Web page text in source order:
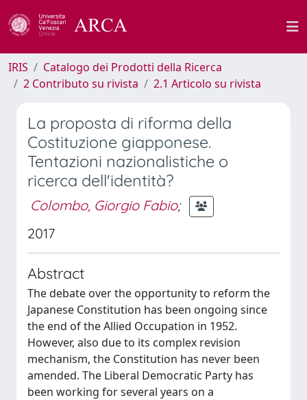
IRIS
Catalogo dei Prodotti della Ricerca
2 Contributo su rivista
2.1 Articolo su rivista
La proposta di riforma della
Costituzione giapponese.
Tentazioni nazionalistiche o
ricerca dell'identità?
Colombo, Giorgio Fabio;
2017
Abstract
The debate over the opportunity to reform the
Japanese Constitution has been ongoing since
the end of the Allied Occupation in 1952.
However, also due to its complex revision
mechanism, the Constitution has never been
amended. The Liberal Democratic Party has
been working for several years on a